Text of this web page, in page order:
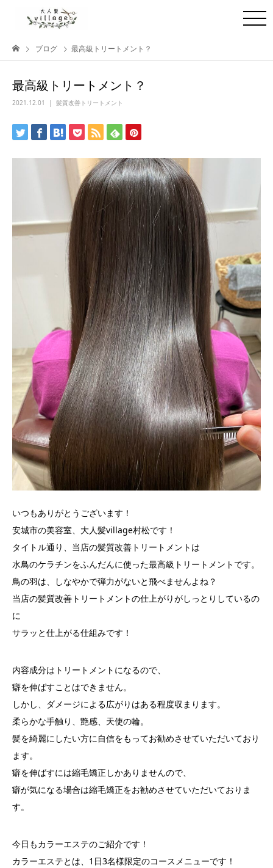
ブログ 最高級トリートメント？
最高級トリートメント？
2021.12.01 髪質改善トリートメント
いつもありがとうございます！
安城市の美容室、大人髪village村松です！
タイトル通り、当店の髪質改善トリートメントは
水鳥のケラチンをふんだんに使った最高級トリートメントです。
鳥の羽は、しなやかで弾力がないと飛べませんよね？
当店の髪質改善トリートメントの仕上がりがしっとりしているの
に
サラッと仕上がる仕組みです！
内容成分はトリートメントになるので、
癖を伸ばすことはできません。
しかし、ダメージによる広がりはある程度収まります。
柔らかな手触り、艶感、天使の輪。
髪を綺麗にしたい方に自信をもってお勧めさせていただいており
ます。
癖を伸ばすには縮毛矯正しかありませんので、
癖が気になる場合は縮毛矯正をお勧めさせていただいておりま
す。
今日もカラーエステのご紹介です！
カラーエステとは、1日3名様限定のコースメニューです！